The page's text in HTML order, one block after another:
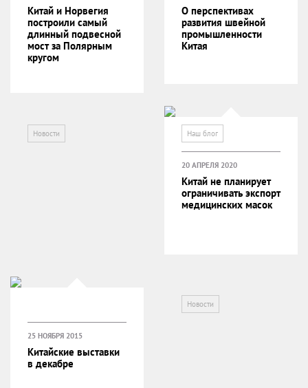
Новости
Китай и Норвегия
построили самый
длинный подвесной
мост за Полярным
кругом
Наш блог
О перспективах
развития швейной
промышленности
Китая
Новости
20 АПРЕЛЯ 2020
Китай не планирует
ограничивать экспорт
медицинских масок
25 НОЯБРЯ 2015
Китайские выставки
в декабре